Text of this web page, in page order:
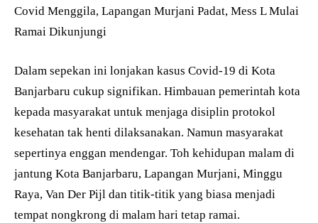
Covid Menggila, Lapangan Murjani Padat, Mess L Mulai
Ramai Dikunjungi
Dalam sepekan ini lonjakan kasus Covid-19 di Kota
Banjarbaru cukup signifikan. Himbauan pemerintah kota
kepada masyarakat untuk menjaga disiplin protokol
kesehatan tak henti dilaksanakan. Namun masyarakat
sepertinya enggan mendengar. Toh kehidupan malam di
jantung Kota Banjarbaru, Lapangan Murjani, Minggu
Raya, Van Der Pijl dan titik-titik yang biasa menjadi
tempat nongkrong di malam hari tetap ramai.